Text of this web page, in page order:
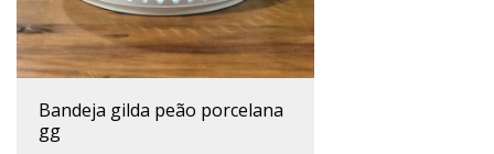
bandeja gilda peão porcelana
gg